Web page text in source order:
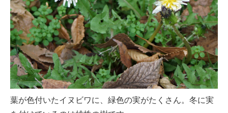
葉が色付いたイヌビワに、緑色の実がたくさん。冬に実